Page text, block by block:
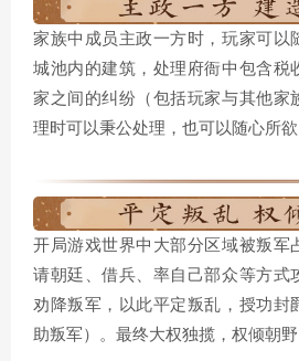
家族中成员主政一方时，玩家可以
城池内的建筑，处理府衙中包含税
家之间的纠纷（包括玩家与其他家
理时可以秉公处理，也可以随心所欲
开局游戏世界中大部分区域被叛军
请朝廷、借兵、率自己部众等方式
劝降叛军，以此平定叛乱，授功封
助叛军）。最终大权独揽，权倾朝野